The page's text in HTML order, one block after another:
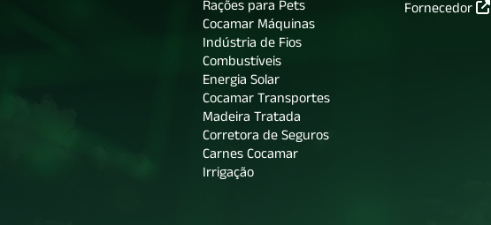
Rações para Pets
Cocamar Máquinas
Indústria de Fios
Combustíveis
Energia Solar
Cocamar Transportes
Madeira Tratada
Corretora de Seguros
Carnes Cocamar
Irrigação
Fornecedor